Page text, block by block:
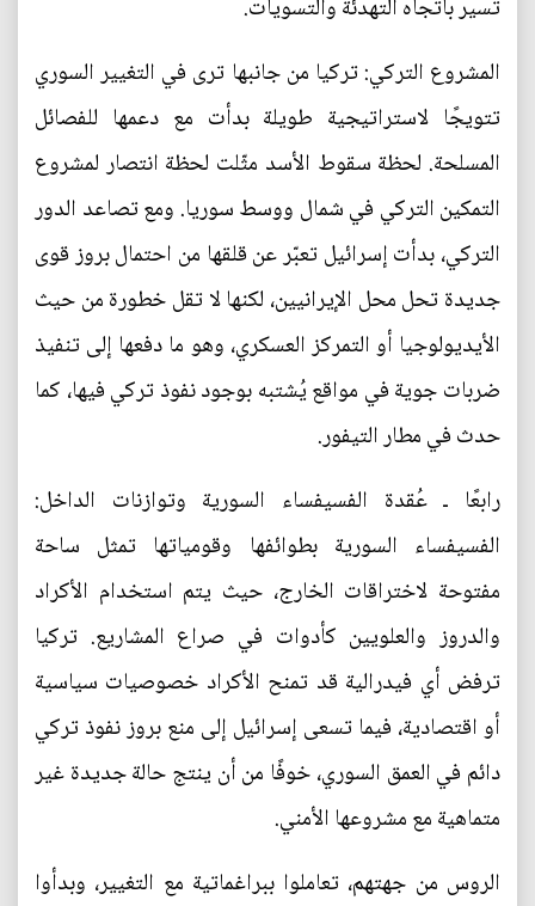
تسير باتجاه التهدئة والتسويات.
المشروع التركي: تركيا من جانبها ترى في التغيير السوري
تتويجًا لاستراتيجية طويلة بدأت مع دعمها للفصائل
المسلحة. لحظة سقوط الأسد مثّلت لحظة انتصار لمشروع
التمكين التركي في شمال ووسط سوريا. ومع تصاعد الدور
التركي، بدأت إسرائيل تعبّر عن قلقها من احتمال بروز قوى
جديدة تحل محل الإيرانيين، لكنها لا تقل خطورة من حيث
الأيديولوجيا أو التمركز العسكري، وهو ما دفعها إلى تنفيذ
ضربات جوية في مواقع يُشتبه بوجود نفوذ تركي فيها، كما
حدث في مطار التيفور.
رابعًا ـ عُقدة الفسيفساء السورية وتوازنات الداخل:
الفسيفساء السورية بطوائفها وقومياتها تمثل ساحة
مفتوحة لاختراقات الخارج، حيث يتم استخدام الأكراد
والدروز والعلويين كأدوات في صراع المشاريع. تركيا
ترفض أي فيدرالية قد تمنح الأكراد خصوصيات سياسية
أو اقتصادية، فيما تسعى إسرائيل إلى منع بروز نفوذ تركي
دائم في العمق السوري، خوفًا من أن ينتج حالة جديدة غير
متماهية مع مشروعها الأمني.
الروس من جهتهم، تعاملوا ببراغماتية مع التغيير، وبدأوا